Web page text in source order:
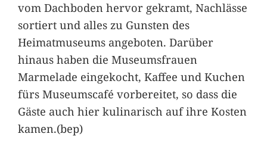
vom Dachboden hervor gekramt, Nachlässe
sortiert und alles zu Gunsten des
Heimatmuseums angeboten. Darüber
hinaus haben die Museumsfrauen
Marmelade eingekocht, Kaffee und Kuchen
fürs Museumscafé vorbereitet, so dass die
Gäste auch hier kulinarisch auf ihre Kosten
kamen.(bep)